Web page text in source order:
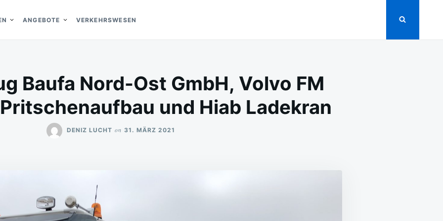
ANGEBOTE VERKEHRSWESEN
Baufa Nord-Ost GmbH, Volvo FM
und Hiab Ladekran
DENIZ LUCHT on 31. MÄRZ 2021